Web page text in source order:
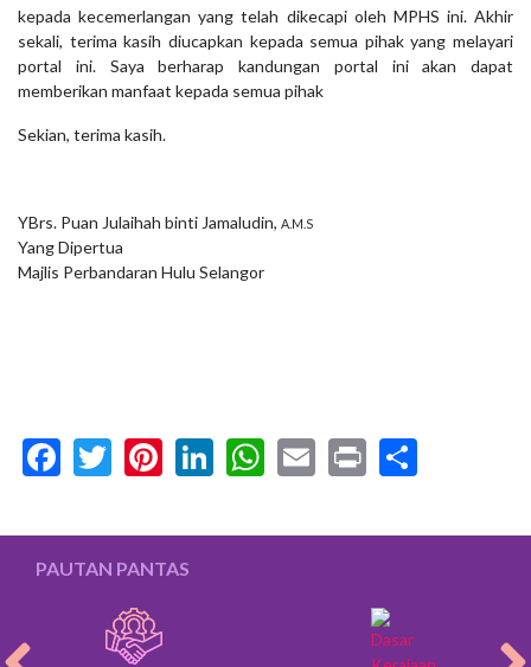
kepada kecemerlangan yang telah dikecapi oleh MPHS ini. Akhir
sekali, terima kasih diucapkan kepada semua pihak yang melayari
portal ini. Saya berharap kandungan portal ini akan dapat
memberikan manfaat kepada semua pihak
Sekian, terima kasih.
YBrs. Puan Julaihah binti Jamaludin, A.M.S
Yang Dipertua
Majlis Perbandaran Hulu Selangor
Facebook
Twitter
Pinterest
LinkedIn
WhatsApp
Email
Print
PAUTAN PANTAS